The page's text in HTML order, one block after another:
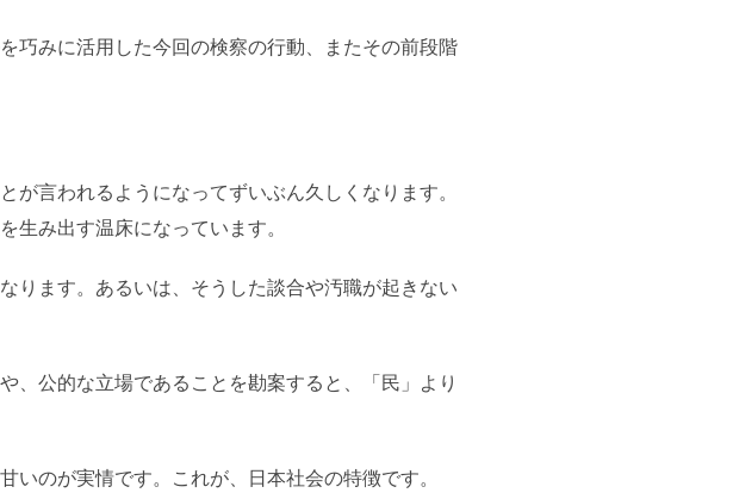
巧みに活用した今回の検察の行動、またその前段階
が言われるようになってずいぶん久しくなります。
生み出す温床になっています。
ります。あるいは、そうした談合や汚職が起きない
、公的な立場であることを勘案すると、「民」より
いのが実情です。これが、日本社会の特徴です。